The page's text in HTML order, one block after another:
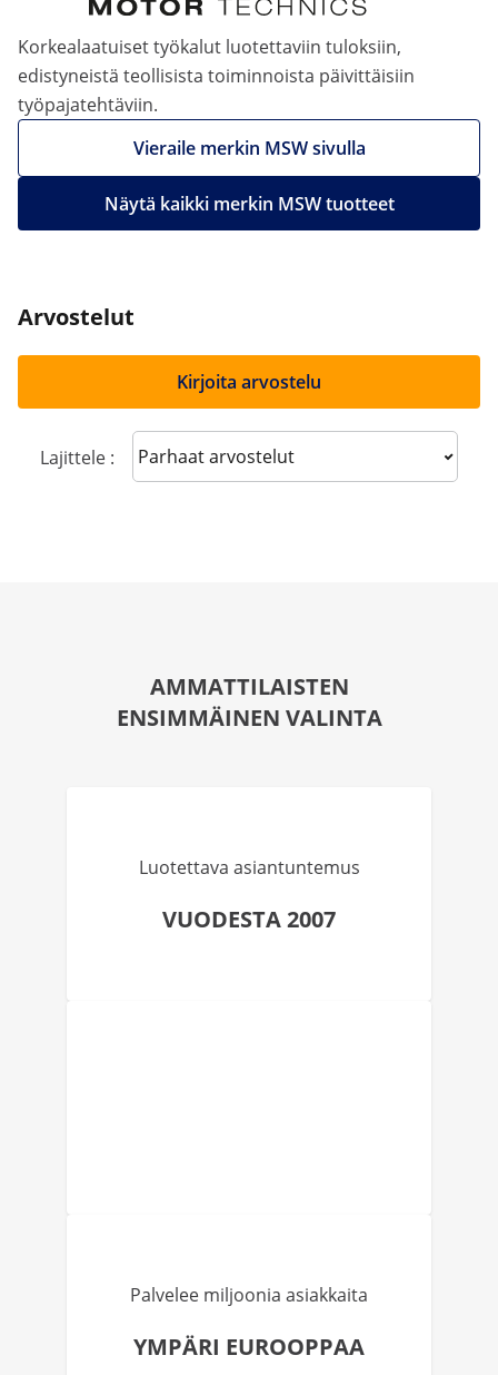
Korkealaatuiset työkalut luotettaviin tuloksiin,
edistyneistä teollisista toiminnoista päivittäisiin
työpajatehtäviin.
Vieraile merkin MSW sivulla
Näytä kaikki merkin MSW tuotteet
Arvostelut
Kirjoita arvostelu
Lajittele : Sort reviews
AMMATTILAISTEN
ENSIMMÄINEN VALINTA
Luotettava asiantuntemus
VUODESTA 2007
Palvelee miljoonia asiakkaita
YMPÄRI EUROOPPAA